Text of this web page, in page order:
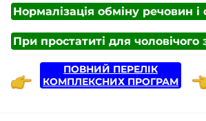
Нормалізація обміну речовин і
При простатиті для чоловічого
ПОВНИЙ ПЕРЕЛІК
КОМПЛЕКСНИХ ПРОГРАМ